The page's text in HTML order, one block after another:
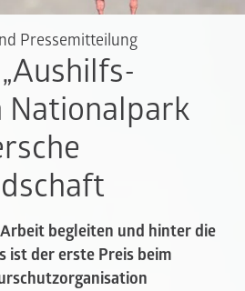
Pressemitteilung
Nationalpark
begleiten und hinter die
ist der erste Preis beim